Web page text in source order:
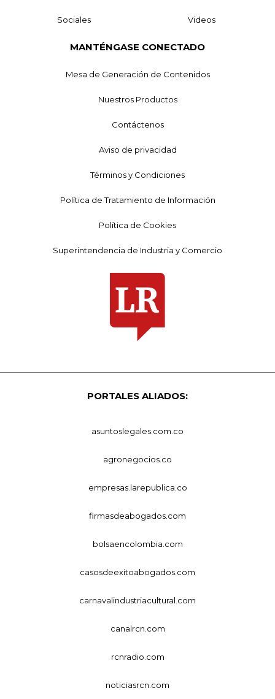
Sociales Videos
MANTÉNGASE CONECTADO
Mesa de Generación de Contenidos
Nuestros Productos
Contáctenos
Aviso de privacidad
Términos y Condiciones
Política de Tratamiento de Información
Política de Cookies
Superintendencia de Industria y Comercio
PORTALES ALIADOS:
asuntoslegales.com.co
agronegocios.co
empresas.larepublica.co
firmasdeabogados.com
bolsaencolombia.com
casosdeexitoabogados.com
carnavalindustriacultural.com
canalrcn.com
rcnradio.com
noticiasrcn.com